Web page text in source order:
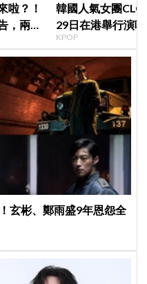
啦？！
，兩人
！
韓國人氣女團CLC
29日在港舉行演
KPOP
玄彬、鄭雨盛9年恩怨全